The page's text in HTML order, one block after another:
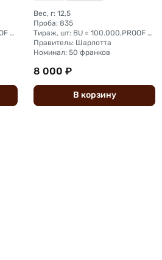
Тираж, шт: BU = 100.000,PROOF = 100
Вес, г: 12,5
Проба: 835
Тираж, шт: BU = 100.000,PROOF = 100
Правитель: Шарлотта
Номинал: 50 франков
8 000 ₽
В корзину